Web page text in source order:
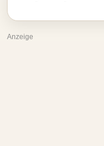
Anzeige